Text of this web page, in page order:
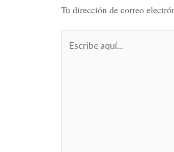
Tu dirección de correo
aquí...